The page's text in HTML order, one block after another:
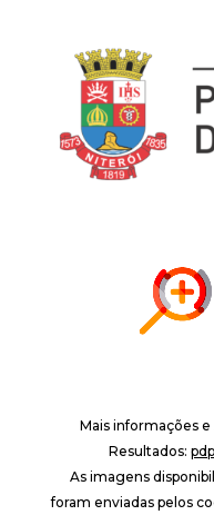
Mais informações
Resultados:
As imagens
foram enviadas pelos